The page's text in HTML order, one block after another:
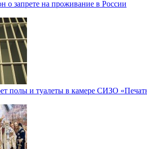
о запрете на проживание в России
полы и туалеты в камере СИЗО